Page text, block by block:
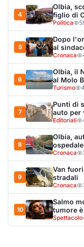
Cronaca
9
Van
stradali
Cronaca
10
Salmo
tumore
Spettacolo